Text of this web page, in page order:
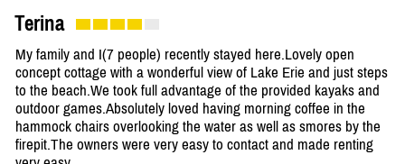
Terina
My family and I(7 people) recently stayed here.Lovely open
concept cottage with a wonderful view of Lake Erie and just steps
to the beach.We took full advantage of the provided kayaks and
outdoor games.Absolutely loved having morning coffee in the
hammock chairs overlooking the water as well as smores by the
firepit.The owners were very easy to contact and made renting